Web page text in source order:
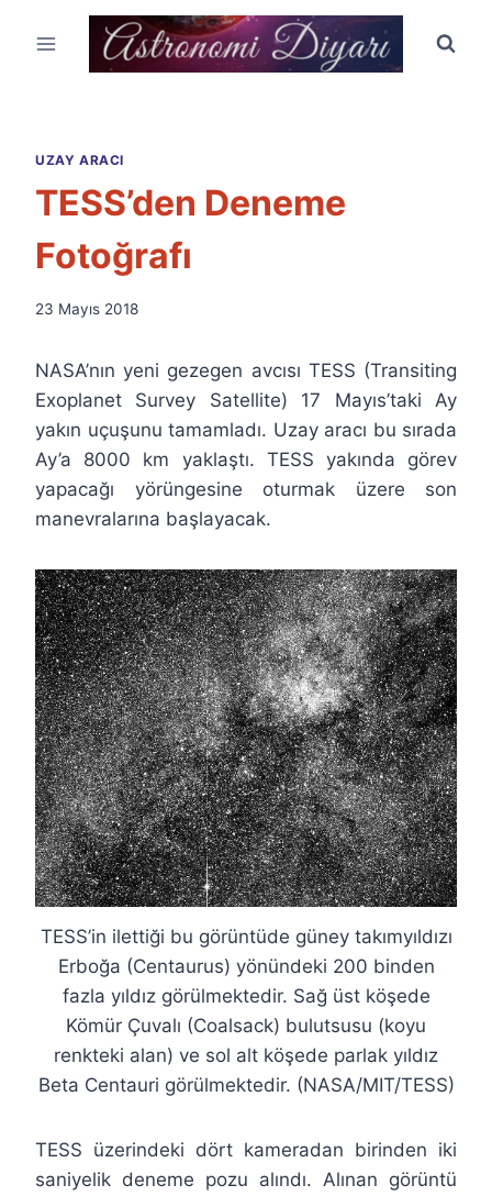
UZAY ARACI
TESS’den Deneme
Fotoğrafı
By
Özyar
23 Mayıs 2018
NASA’nın yeni gezegen avcısı TESS (Transiting
Exoplanet Survey Satellite) 17 Mayıs’taki Ay
yakın uçuşunu tamamladı. Uzay aracı bu sırada
Ay’a 8000 km yaklaştı. TESS yakında görev
yapacağı yörüngesine oturmak üzere son
manevralarına başlayacak.
TESS’in ilettiği bu görüntüde güney takımyıldızı
Erboğa (Centaurus) yönündeki 200 binden
fazla yıldız görülmektedir. Sağ üst köşede
Kömür Çuvalı (Coalsack) bulutsusu (koyu
renkteki alan) ve sol alt köşede parlak yıldız
Beta Centauri görülmektedir. (NASA/MIT/TESS)
TESS üzerindeki dört kameradan birinden iki
saniyelik deneme pozu alındı. Alınan görüntü